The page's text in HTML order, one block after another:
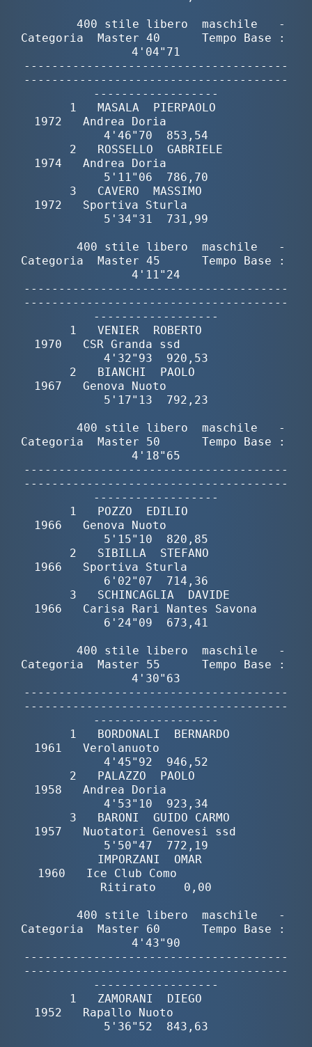
        400 stile libero  maschile   -
Categoria  Master 40      Tempo Base :
4'04"71
--------------------------------------
--------------------------------------
------------------
       1   MASALA  PIERPAOLO
1972   Andrea Doria
4'46"70  853,54
       2   ROSSELLO  GABRIELE
1974   Andrea Doria
5'11"06  786,70
       3   CAVERO  MASSIMO
1972   Sportiva Sturla
5'34"31  731,99
        400 stile libero  maschile   -
Categoria  Master 45      Tempo Base :
4'11"24
--------------------------------------
--------------------------------------
------------------
       1   VENIER  ROBERTO
1970   CSR Granda ssd
4'32"93  920,53
       2   BIANCHI  PAOLO
1967   Genova Nuoto
5'17"13  792,23
        400 stile libero  maschile   -
Categoria  Master 50      Tempo Base :
4'18"65
--------------------------------------
--------------------------------------
------------------
       1   POZZO  EDILIO
1966   Genova Nuoto
5'15"10  820,85
       2   SIBILLA  STEFANO
1966   Sportiva Sturla
6'02"07  714,36
       3   SCHINCAGLIA  DAVIDE
1966   Carisa Rari Nantes Savona
6'24"09  673,41
        400 stile libero  maschile   -
Categoria  Master 55      Tempo Base :
4'30"63
--------------------------------------
--------------------------------------
------------------
       1   BORDONALI  BERNARDO
1961   Verolanuoto
4'45"92  946,52
       2   PALAZZO  PAOLO
1958   Andrea Doria
4'53"10  923,34
       3   BARONI  GUIDO CARMO
1957   Nuotatori Genovesi ssd
5'50"47  772,19
           IMPORZANI  OMAR
1960   Ice Club Como
Ritirato    0,00
        400 stile libero  maschile   -
Categoria  Master 60      Tempo Base :
4'43"90
--------------------------------------
--------------------------------------
------------------
       1   ZAMORANI  DIEGO
1952   Rapallo Nuoto
5'36"52  843,63